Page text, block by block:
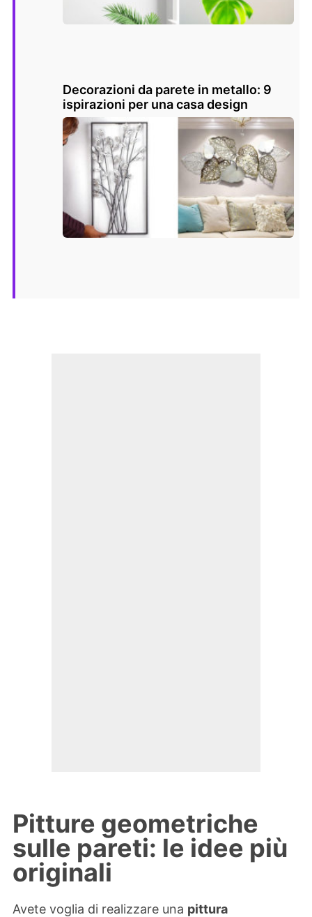
Decorazioni da parete in metallo: 9
ispirazioni per una casa design
Pitture geometriche
sulle pareti: le idee più
originali
Avete voglia di realizzare una pittura